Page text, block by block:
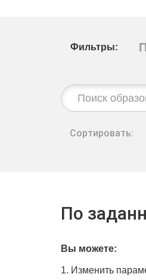
Фильтры:
Строка
поиска:
Сортировать:
По
Вы можете:
1. Изменить